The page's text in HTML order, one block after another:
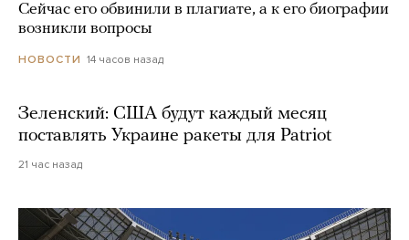
Сейчас его обвинили в плагиате, а к его биографии
возникли вопросы
НОВОСТИ 14 часов назад
Зеленский: США будут каждый месяц
поставлять Украине ракеты для Patriot
21 час назад